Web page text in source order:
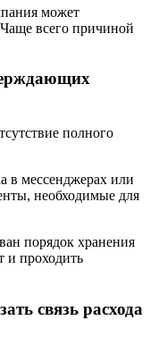
может
всего причиной
полного
в мессенджерах или
необходимые для
порядок хранения
и проходить
связь расхода